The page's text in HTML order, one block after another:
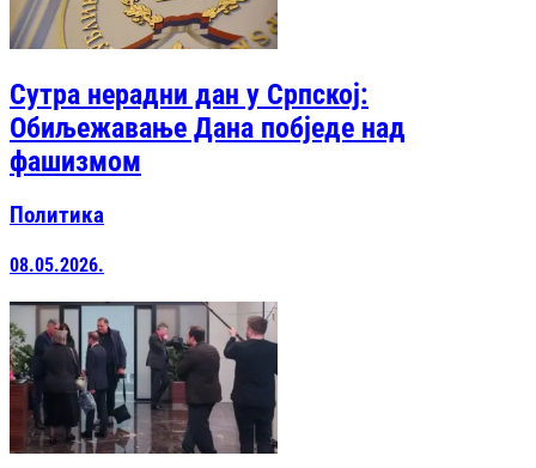
Сутра нерадни дан у Српској:
Обиљежавање Дана побједе над
фашизмом
Политика
08.05.2026.